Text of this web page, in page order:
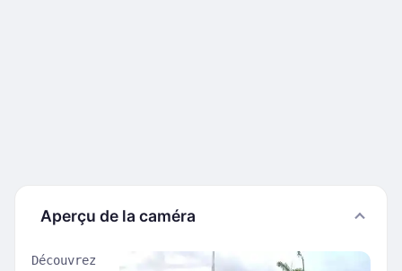
Aperçu de la caméra
Découvrez